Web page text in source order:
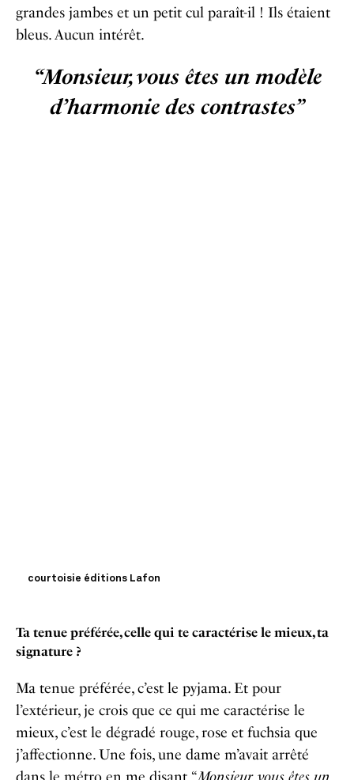
grandes jambes et un petit cul paraît-il ! Ils étaient
bleus. Aucun intérêt.
“Monsieur, vous êtes un modèle
d’harmonie des contrastes”
courtoisie éditions Lafon
Ta tenue préférée, celle qui te caractérise le mieux, ta
signature ?
Ma tenue préférée, c’est le pyjama. Et pour
l’extérieur, je crois que ce qui me caractérise le
mieux, c’est le dégradé rouge, rose et fuchsia que
j’affectionne. Une fois, une dame m’avait arrêté